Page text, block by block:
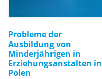
Probleme der
Ausbildung von
Minderjährigen in
Erziehungsanstalten in
Polen